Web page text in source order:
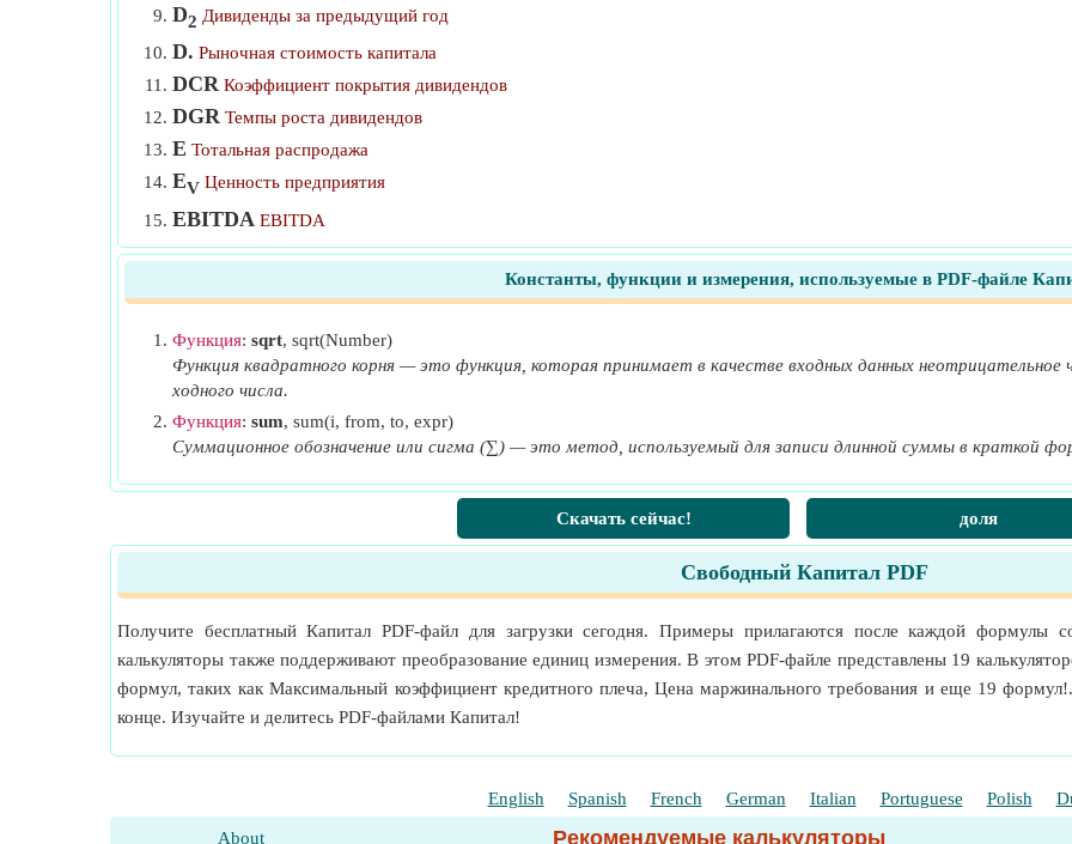
D2 Дивиденды за предыдущий год
D. Рыночная стоимость капитала
DCR Коэффициент покрытия дивидендов
DGR Темпы роста дивидендов
E Тотальная распродажа
EV Ценность предприятия
EBITDA EBITDA
EPS Прибыль на акцию
ERtb Ожидаемая доходность казначейских векселей
Ev to EB
fi Доля акций в обращении
Первоначальные маржинальные требования
M Индикатор импульса
Стоимость маржинального счета
MCP Цена маржинального требования
Максимальный коэффициент кредитного плеча
Константы, функции и измерения, используемые в PDF-файле
Функция: sqrt, sqrt(Number)
Функция квадратного корня — это функция, которая принимает в качестве входных данных неотрицательное
ходного числа.
Функция: sum, sum(i, from, to, expr)
Суммационное обозначение или сигма (∑) — это метод, используемый для записи длинной суммы в краткой
Скачать сейчас! доля
Свободный Капитал PDF
Получите бесплатный Капитал PDF-файл для загрузки сегодня. Примеры прилагаются после каждой
калькуляторы также поддерживают преобразование единиц измерения. В этом PDF-файле представлены 19
формул, таких как Максимальный коэффициент кредитного плеча, Цена маржинального требования и еще 19
конце. Изучайте и делитесь PDF-файлами Капитал!
English Spanish French German Italian Portuguese Polish
About Рекомендуемые калькуляторы